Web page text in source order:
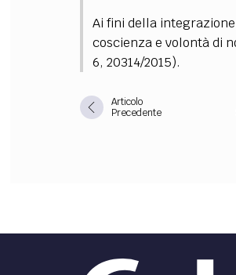
Ai fini della
coscienza e volontà di
6, 20314/2015).
Articolo
Precedente